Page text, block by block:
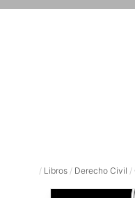
/ Libros / Derecho Civil /